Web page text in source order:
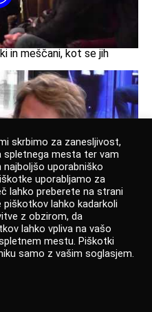
in meščani, kot se jih
Iliade
skrbimo za zanesljivost,
mesta ter vam
uporabniško
uporabljamo za
lahko preberete na strani
piškotkov lahko kadarkoli
z obzirom, da
lahko vpliva na vašo
mestu. Piškotki
samo z vašim soglasjem.